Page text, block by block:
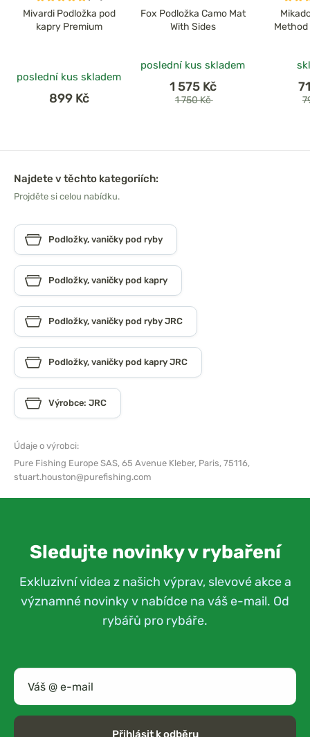
Mivardi Podložka pod
kapry Premium
poslední kus skladem
899 Kč
Fox Podložka Camo Mat
With Sides
poslední kus skladem
1 575 Kč
1 750 Kč
Method
Najdete v těchto kategoriích:
Projděte si celou nabídku.
Podložky, vaničky pod ryby
Podložky, vaničky pod kapry
Podložky, vaničky pod ryby JRC
Podložky, vaničky pod kapry JRC
Výrobce: JRC
Údaje o výrobci:
Pure Fishing Europe SAS, 65 Avenue Kleber, Paris, 75116,
stuart.houston@purefishing.com
Sledujte novinky v rybaření
Exkluzivní videa z našich výprav, slevové akce a
významné novinky v nabídce na váš e-mail. Od
rybářů pro rybáře.
Přihlásit k odběru